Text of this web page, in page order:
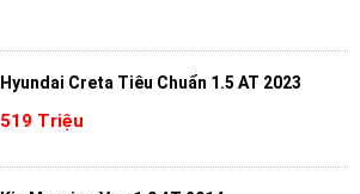
Hyundai Creta Tiêu Chuẩn 1.5 AT 2023
519 Triệu